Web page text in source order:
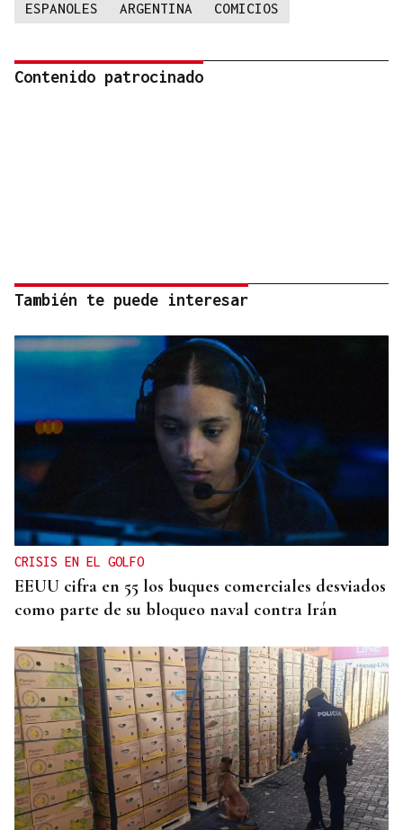
ESPANOLES ARGENTINA COMICIOS
Contenido patrocinado
También te puede interesar
CRISIS EN EL GOLFO
EEUU cifra en 55 los buques comerciales desviados
como parte de su bloqueo naval contra Irán